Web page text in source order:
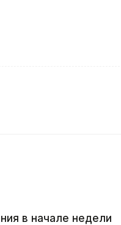
в начале недели